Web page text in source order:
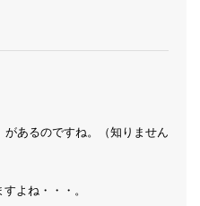
があるのですね。（知りません
よね・・・。